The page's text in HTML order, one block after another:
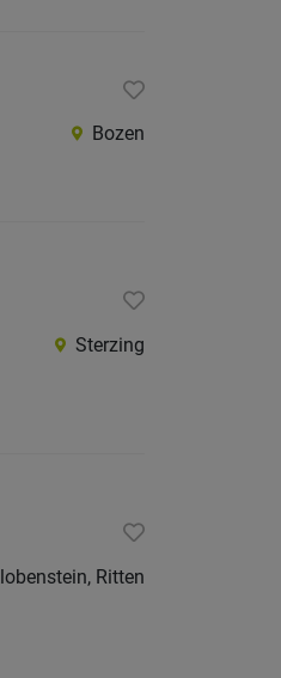
Bozen
Sterzing
Ritten